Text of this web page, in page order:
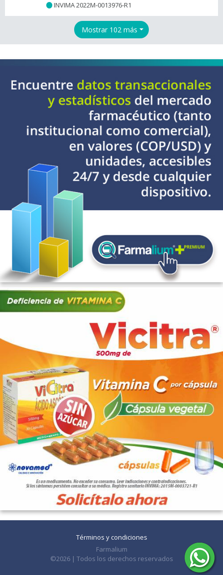
INVIMA 2022M-0013976-R1
Mostrar 102 más
Términos y condiciones
Farmalium
©2026 | Todos los derechos reservados